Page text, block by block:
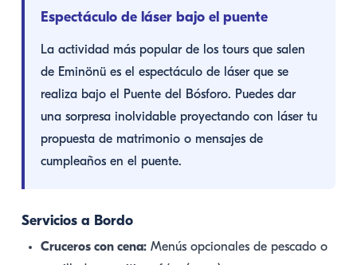
Espectáculo de láser bajo el puente
La actividad más popular de los tours que salen
de Eminönü es el espectáculo de láser que se
realiza bajo el Puente del Bósforo. Puedes dar
una sorpresa inolvidable proyectando con láser tu
propuesta de matrimonio o mensajes de
cumpleaños en el puente.
Servicios a Bordo
Cruceros con cena: Menús opcionales de pescado o